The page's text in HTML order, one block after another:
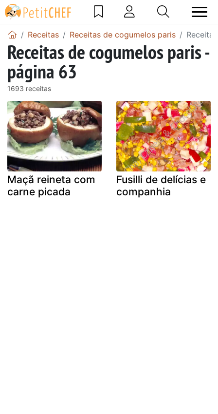
Receitas Receitas de cogumelos paris
Receitas de cogumelos paris -
página 63
1693 receitas
Maçã reineta com
carne picada
Fusilli de delícias e
companhia